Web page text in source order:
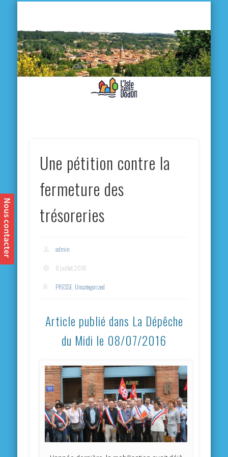
Une pétition contre la
fermeture des
trésoreries
admin
8 juillet 2016
PRESSE Uncategorized
Article publié dans La Dépêche
du Midi le 08/07/2016